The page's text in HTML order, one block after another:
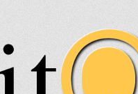
itQ
Itkua ja hammastenkiristelyä jo